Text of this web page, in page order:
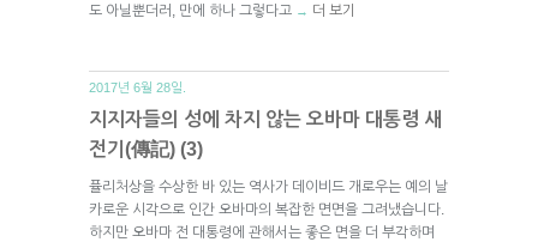
도 아닐뿐더러, 만에 하나 그렇다고 → 더 보기
2017년 6월 28일.
지지자들의 성에 차지 않는 오바마 대통령 새
전기(傳記) (3)
퓰리처상을 수상한 바 있는 역사가 데이비드 개로우는 예의 날
카로운 시각으로 인간 오바마의 복잡한 면면을 그려냈습니다.
하지만 오바마 전 대통령에 관해서는 좋은 면을 더 부각하며